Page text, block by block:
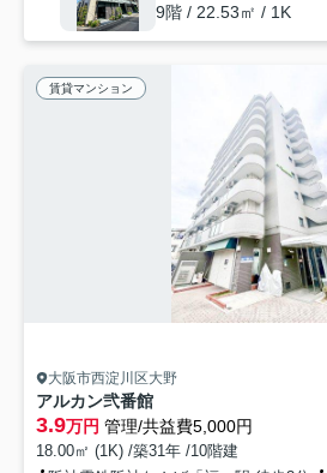
9階 / 22.53㎡ / 1K
賃貸マンション
大阪市西淀川区大野
アルカン弐番館
3.9万円 管理/共益費5,000円
18.00㎡ (1K) /築31年 /10階建